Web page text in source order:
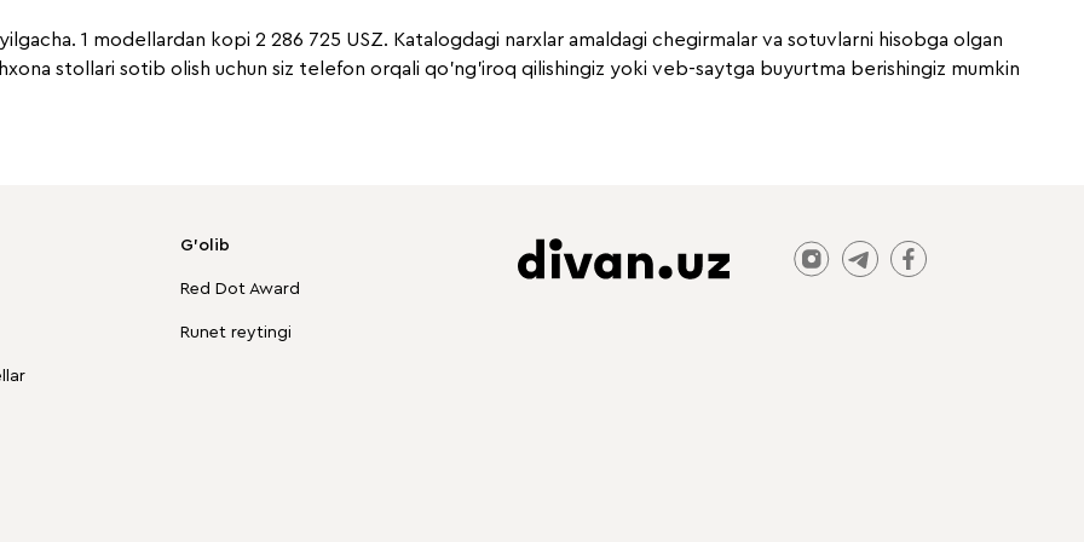
1 modellardan kopi 2 286 725 USZ. Katalogdagi narxlar amaldagi chegirmalar va sotuvlarni hisobga olgan
stollari sotib olish uchun siz telefon orqali qo'ng'iroq qilishingiz yoki veb-saytga buyurtma berishingiz mumkin
G'olib
Red Dot Award
Runet reytingi